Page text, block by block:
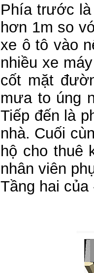
Phía trước
hơn 1m so
xe ô tô vào
nhiều xe
cốt mặt
mưa to úng
Tiếp đến là
nhà. Cuối
hộ cho thuê
nhân viên
Tầng hai